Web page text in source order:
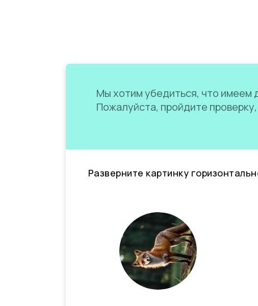
Мы хотим убедиться, что имеем
Пожалуйста, пройдите
Разверните картинку